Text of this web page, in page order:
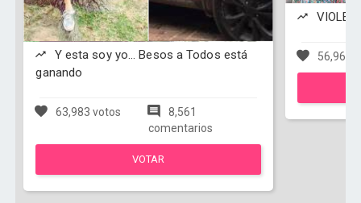
Y esta soy yo... Besos a Todos está
ganando
63,983 votos
8,561
comentarios
VOTAR
56,969